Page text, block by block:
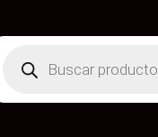
productos